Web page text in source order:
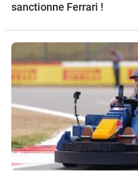
sanctionne Ferrari !